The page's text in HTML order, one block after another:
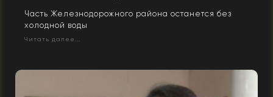
Часть Железнодорожного района останется без
холодной воды
Читать далее...